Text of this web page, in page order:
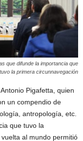
que difunde la importancia que
tuvo la primera circunnavegación
Pigafetta, quien
un compendio de
antropología, etc.
que tuvo la
al mundo permitió